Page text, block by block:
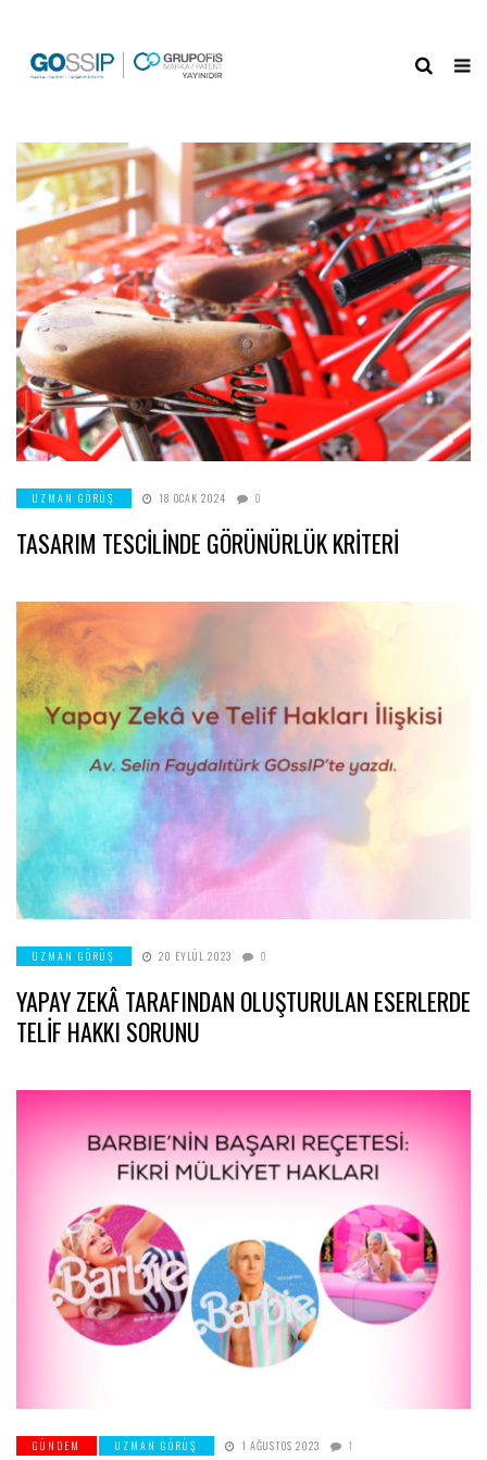
UZMAN GÖRÜŞ 18 OCAK 2024 0
TASARIM TESCİLİNDE GÖRÜNÜRLÜK KRİTERİ
UZMAN GÖRÜŞ 20 EYLÜL 2023 0
YAPAY ZEKÂ TARAFINDAN OLUŞTURULAN ESERLERDE
TELIF HAKKI SORUNU
GÜNDEM UZMAN GÖRÜŞ 1 AĞUSTOS 2023 1